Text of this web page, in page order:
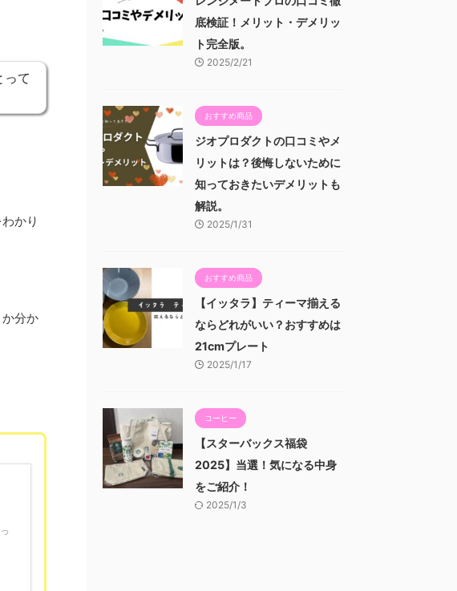
って
かり
分か
底検証！メリット・デメリッ
ト完全版。
2025/2/21
おすすめ商品
ジオプロダクトの口コミやメ
リットは？後悔しないために
知っておきたいデメリットも
解説。
2025/1/31
おすすめ商品
【イッタラ】ティーマ揃える
ならどれがいい？おすすめは
21cmプレート
2025/1/17
コーヒー
【スターバックス福袋
2025】当選！気になる中身
をご紹介！
2025/1/3